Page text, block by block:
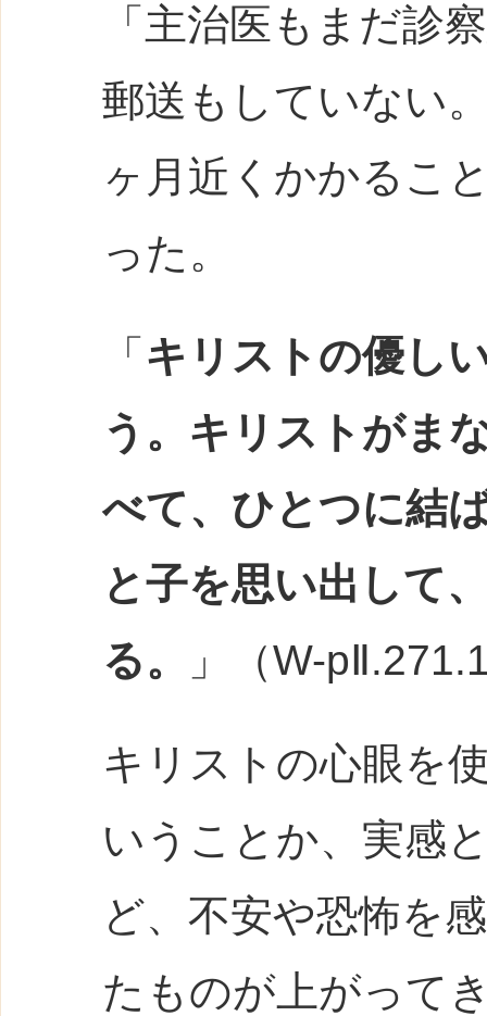
「主治医もまだ診
郵送もしていない
ヶ月近くかかるこ
った。
「 キリストの優し
う。キリストがま
べて、ひとつに結
と子を思い出して
る。
」（W-
キリストの心眼を
いうことか、実感
ど、不安や恐怖を
たものが上がって